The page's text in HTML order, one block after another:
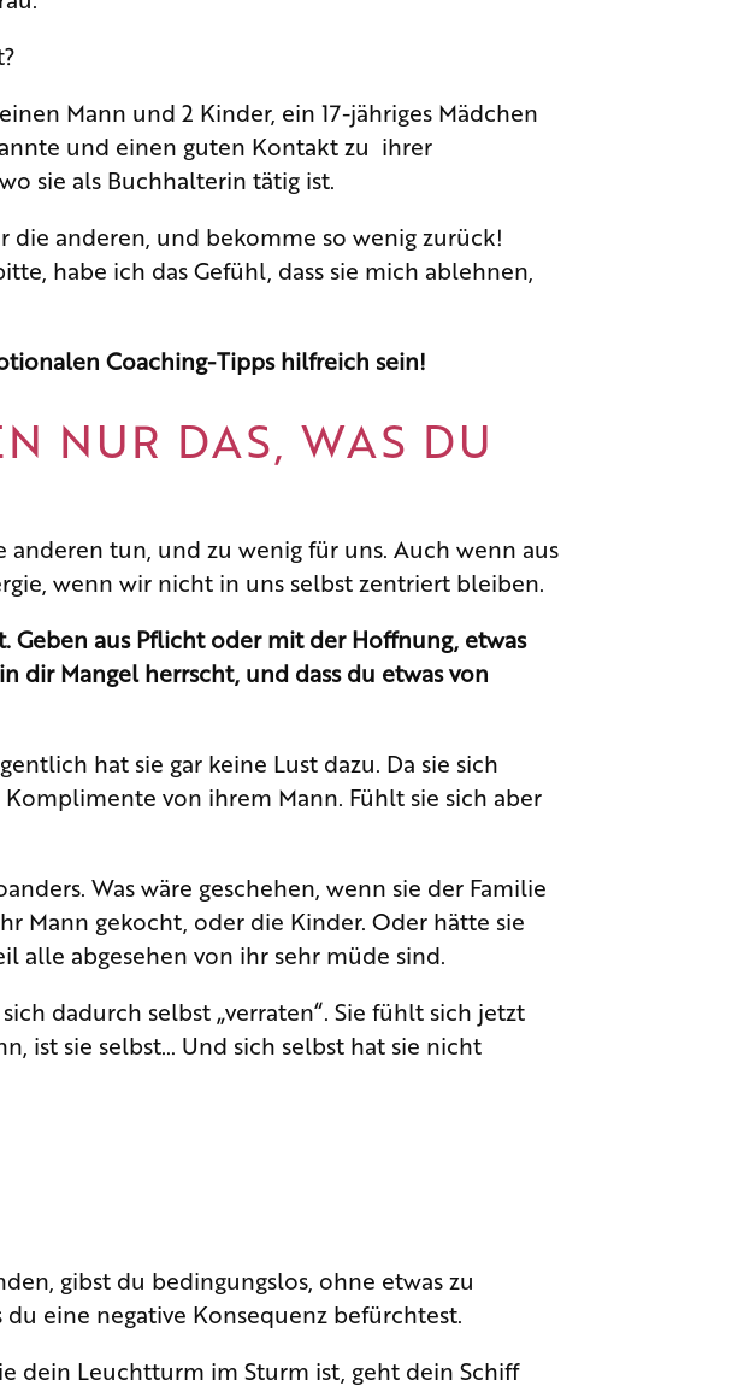
Mann und 2 Kinder, ein 17-jähriges Mädchen
und einen guten Kontakt zu ihrer
sie als Buchhalterin tätig ist.
die anderen, und bekomme so wenig zurück!
habe ich das Gefühl, dass sie mich ablehnen,
Coaching-Tipps hilfreich sein!
NUR DAS, WAS DU
tun, und zu wenig für uns. Auch wenn aus
wenn wir nicht in uns selbst zentriert bleiben.
Geben aus Pflicht oder mit der Hoffnung, etwas
dir Mangel herrscht, und dass du etwas von
hat sie gar keine Lust dazu. Da sie sich
von ihrem Mann. Fühlt sie sich aber
Was wäre geschehen, wenn sie der Familie
Mann gekocht, oder die Kinder. Oder hätte sie
alle abgesehen von ihr sehr müde sind.
dadurch selbst „verraten“. Sie fühlt sich jetzt
ist sie selbst… Und sich selbst hat sie nicht
gibst du bedingungslos, ohne etwas zu
eine negative Konsequenz befürchtest.
dein Leuchtturm im Sturm ist, geht dein Schiff